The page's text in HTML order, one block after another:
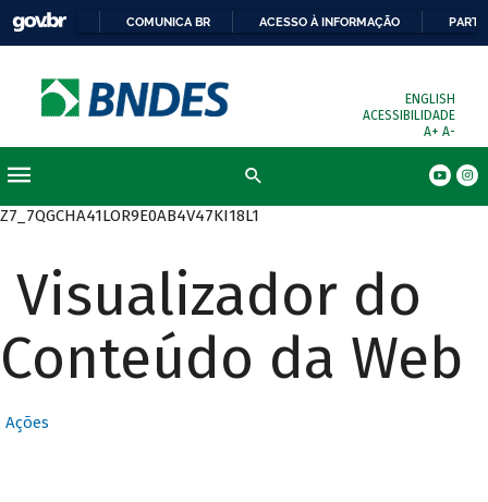
COMUNICA BR ACESSO À INFORMAÇÃO
ENGLISH
ACESSIBILIDADE
A+ A-
Z7_7QGCHA41LOR9E0AB4V47KI18L1
Visualizador do
Conteúdo da Web
Ações